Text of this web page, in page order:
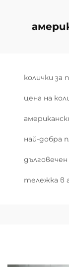
колички за
цена на
най-добра
тележка в